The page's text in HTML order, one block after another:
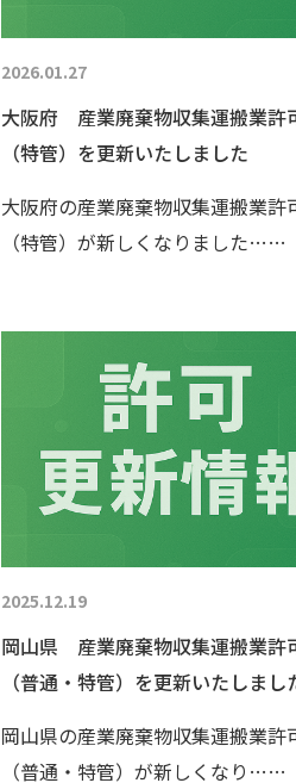
2026.01.27
大阪府 産業廃棄物収集運搬業許
（特管）を更新いたしました
大阪府の産業廃棄物収集運搬業許
（特管）が新しくなりました……
2025.12.19
岡山県 産業廃棄物収集運搬業許
（普通・特管）を更新いたしまし
岡山県の産業廃棄物収集運搬業許
（普通・特管）が新しくなり……